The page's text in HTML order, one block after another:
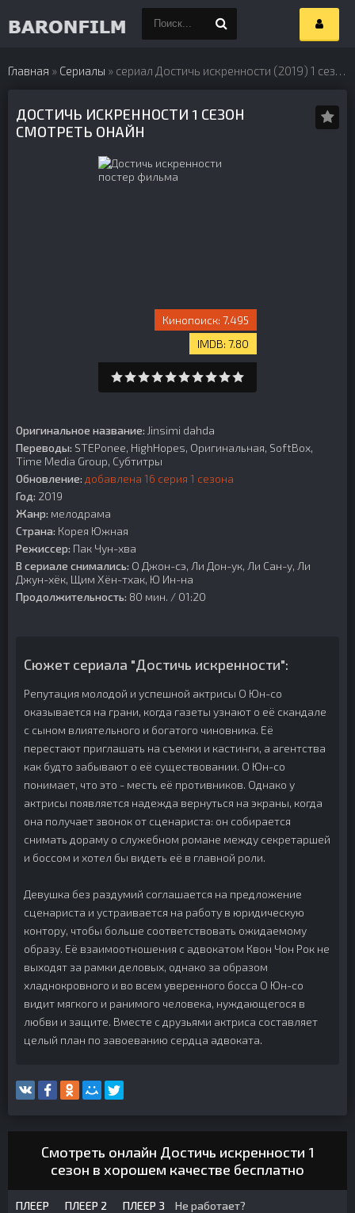
Главная » Сериалы » сериал Достичь искренности (2019) 1 сезон
ДОСТИЧЬ ИСКРЕННОСТИ 1 СЕЗОН
СМОТРЕТЬ ОНАЙН
7.495
7.80
Оригинальное название: Jinsimi dahda
Переводы: STEPonee, HighHopes, Оригинальная, SoftBox,
Time Media Group, Субтитры
Обновление: добавлена 16 серия 1 сезона
Год: 2019
Жанр: мелодрама
Страна: Корея Южная
Режиссер: Пак Чун-хва
В сериале снимались: О Джон-сэ, Ли Дон-ук, Ли Сан-у, Ли
Джун-хёк, Щим Хён-тхак, Ю Ин-на
Продолжительность: 80 мин. / 01:20
Сюжет сериала "Достичь искренности":
Репутация молодой и успешной актрисы О Юн-со
оказывается на грани, когда газеты узнают о её скандале
с сыном влиятельного и богатого чиновника. Её
перестают приглашать на съемки и кастинги, а агентства
как будто забывают о её существовании. О Юн-со
понимает, что это - месть её противников. Однако у
актрисы появляется надежда вернуться на экраны, когда
она получает звонок от сценариста: он собирается
снимать дораму о служебном романе между секретаршей
и боссом и хотел бы видеть её в главной роли.
Девушка без раздумий соглашается на предложение
сценариста и устраивается на работу в юридическую
контору, чтобы больше соответствовать ожидаемому
образу. Её взаимоотношения с адвокатом Квон Чон Рок не
выходят за рамки деловых, однако за образом
хладнокровного и во всем уверенного босса О Юн-со
видит мягкого и ранимого человека, нуждающегося в
любви и защите. Вместе с друзьями актриса составляет
целый план по завоеванию сердца адвоката.
Смотреть онлайн Достичь искренности 1
сезон в хорошем качестве бесплатно
ПЛЕЕР ПЛЕЕР 2 ПЛЕЕР 3 Не работает?